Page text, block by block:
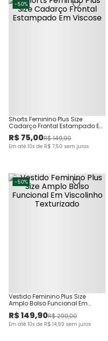
-50%
Shorts Feminino Plus Size
Cadarço Frontal Estampado Em
Viscose
R$75,00R$149,90
Em até 10x de R$ 7,50 sem juros
-50%
Vestido Feminino Plus Size
Amplo Bolso Funcional Em
Viscolinho Texturizado
R$149,90R$299,00
Em até 10x de R$ 14,99 sem juros